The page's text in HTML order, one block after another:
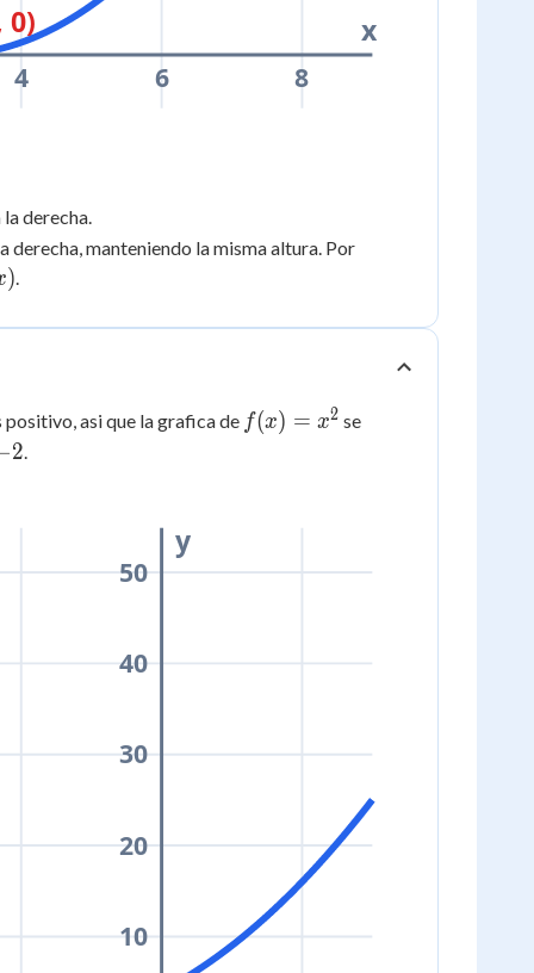
4 6 8
x
0)
derecha.
derecha, manteniendo la misma altura. Por
).
asi que la grafica de f(x)
f(x) = x2 se
2.
10
20
30
40
50
y